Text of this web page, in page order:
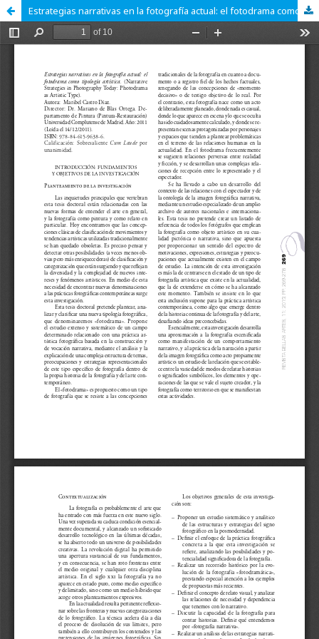
Estrategias narrativas en la fotografía actual: el fotodrama como tipología artística